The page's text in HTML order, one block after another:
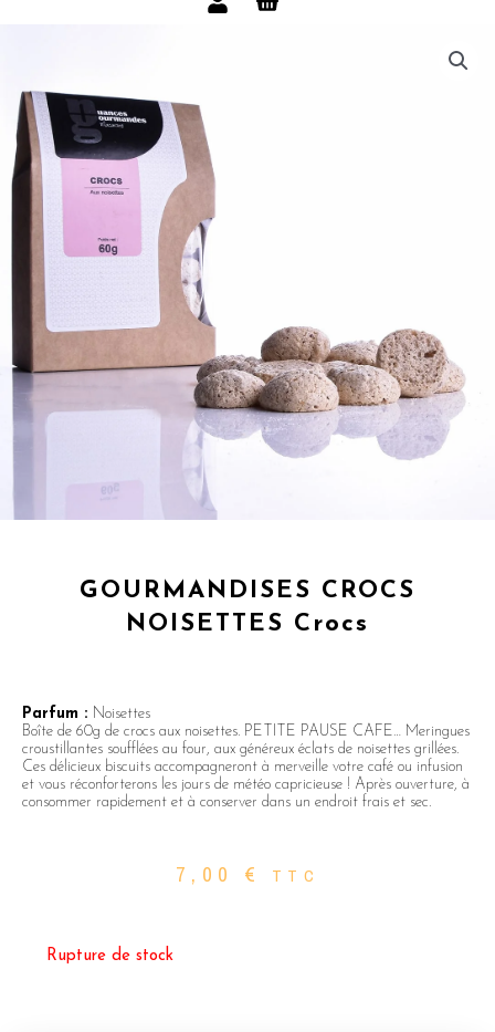
GOURMANDISES CROCS
NOISETTES Crocs
Parfum : Noisettes
Boîte de 60g de crocs aux noisettes. PETITE PAUSE CAFE… Meringues
croustillantes soufflées au four, aux généreux éclats de noisettes grillées.
Ces délicieux biscuits accompagneront à merveille votre café ou infusion
et vous réconforterons les jours de météo capricieuse ! Après ouverture, à
consommer rapidement et à conserver dans un endroit frais et sec.
7,00 € TTC
Rupture de stock